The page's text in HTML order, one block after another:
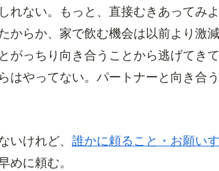
れない。もっと、直接むきあってみよ
からか、家で飲む機会は以前より激
がっちり向き合うことから逃げてき
はやってない。パートナーと向き合
いけれど、 誰かに頼ること・お願い
めに頼む。